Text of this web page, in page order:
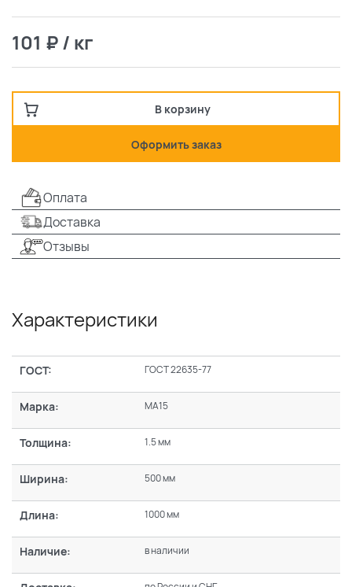
101 ₽ / кг
В корзину
Оформить заказ
Оплата
Доставка
Отзывы
Характеристики
ГОСТ: ГОСТ 22635-77
Марка: МА15
Толщина: 1.5 мм
Ширина: 500 мм
Длина: 1000 мм
Наличие: в наличии